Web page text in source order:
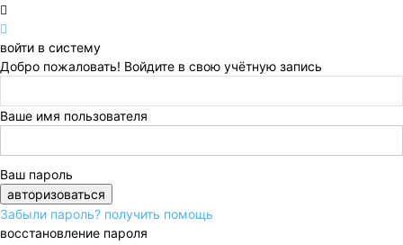
войти в систему
Добро пожаловать! Войдите в свою учётную запись
Ваше имя пользователя
Ваш пароль
Забыли пароль? получить помощь
восстановление пароля